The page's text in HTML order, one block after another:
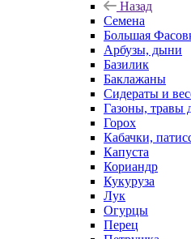
Назад
Семена
Большая
Арбузы, дыни
Базилик
Баклажаны
Сидераты и
Газоны, травы
Горох
Кабачки,
Капуста
Кориандр
Кукуруза
Лук
Огурцы
Перец